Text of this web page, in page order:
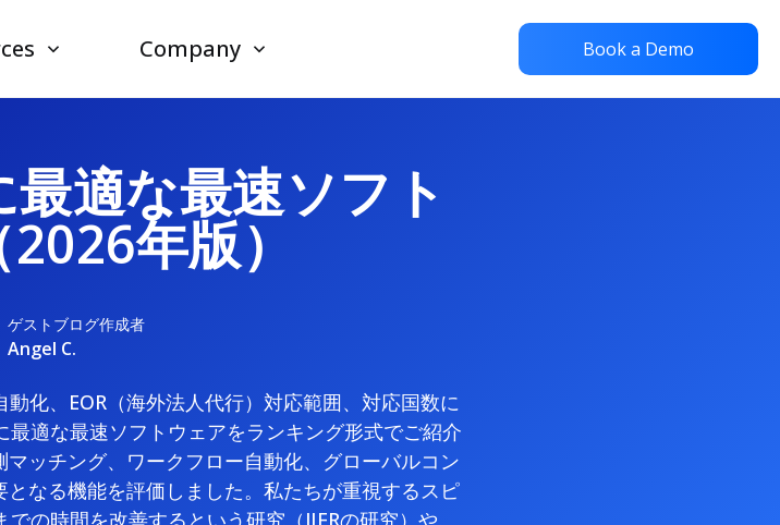
Company Book a Demo
適な最速ソフト
年版）
ゲストブログ作成者
Angel C.
化、EOR（海外法人代行）対応範囲、対応国数に
適な最速ソフトウェアをランキング形式でご紹介
ッチング、ワークフロー自動化、グローバルコン
なる機能を評価しました。私たちが重視するスピ
の時間を改善するという研究（ JIERの研究）や、